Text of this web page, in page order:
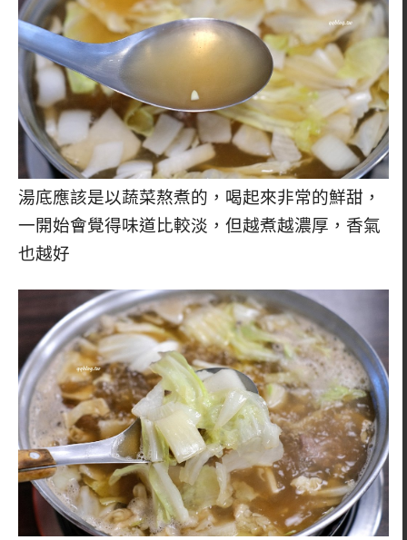
湯底應該是以蔬菜熬煮的，喝起來非常的鮮甜，
一開始會覺得味道比較淡，但越煮越濃厚，香氣
也越好